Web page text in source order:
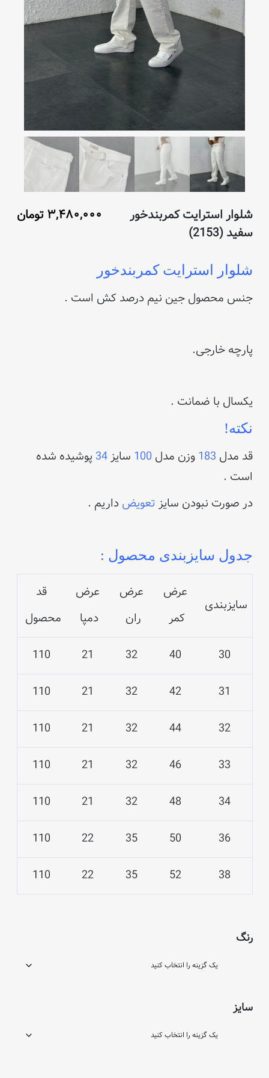
شلوار استرایت کمربندخور
سفید (2153)
۳,۴۸۰,۰۰۰ تومان
شلوار استرایت کمربندخور
جنس محصول جین نیم درصد کش است .
پارچه خارجی.
یکسال با ضمانت .
نکته!
قد مدل 183 وزن مدل 100 سایز34 پوشیده شده
است .
در صورت نبودن سایز تعویض داریم .
جدول سایزبندی محصول :
سایزبندی
عرض
کمر
عرض
ران
عرض
دمپا
قد
محصول
30
40
32
21
110
31
42
32
21
110
32
44
32
21
110
33
46
32
21
110
34
48
32
21
110
36
50
35
22
110
38
52
35
22
110
رنگ
سایز